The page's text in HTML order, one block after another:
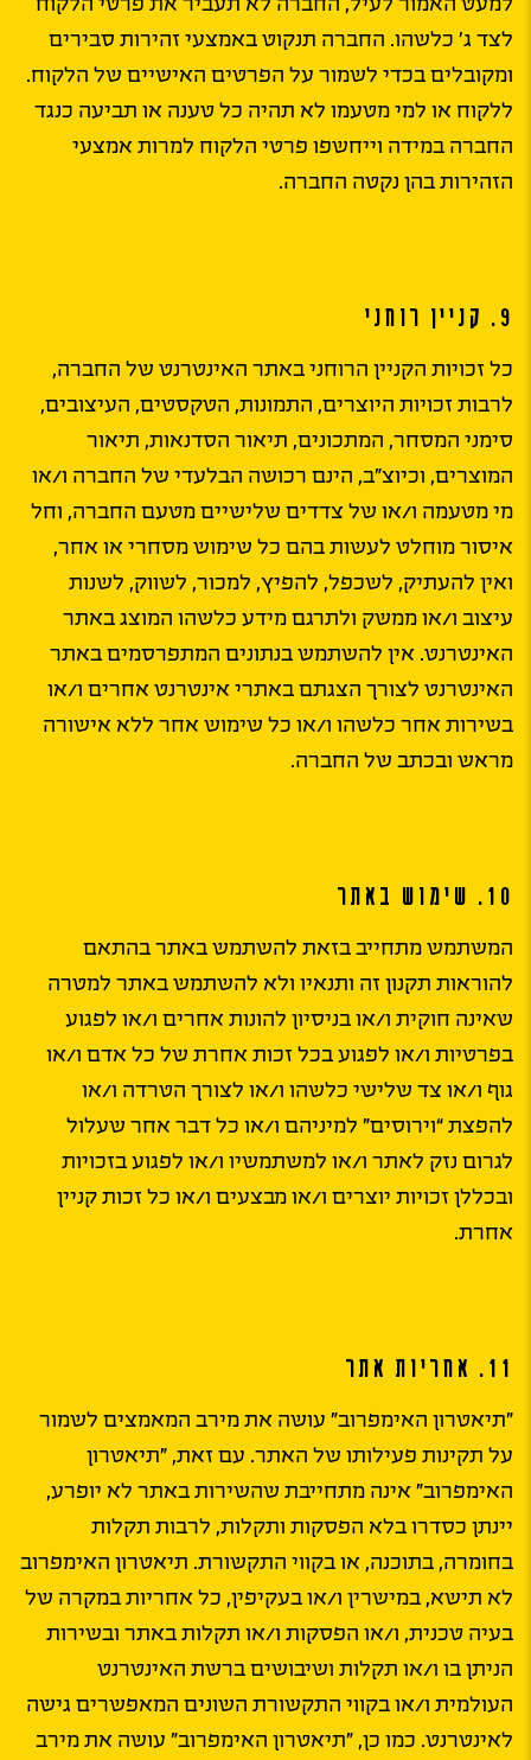
לצד ג’ כלשהו. החברה תנקוט באמצעי זהירות סבירים
ומקובלים בכדי לשמור על הפרטים האישיים של הלקוח.
ללקוח או למי מטעמו לא תהיה כל טענה או תביעה כנגד
החברה במידה וייחשפו פרטי הלקוח למרות אמצעי
הזהירות בהן נקטה החברה.
9. קניין רוחני
כל זכויות הקניין הרוחני באתר האינטרנט של החברה,
לרבות זכויות היוצרים, התמונות, הטקסטים, העיצובים,
סימני המסחר, המתכונים, תיאור הסדנאות, תיאור
המוצרים, וכיוצ”ב, הינם רכושה הבלעדי של החברה ו/או
מי מטעמה ו/או של צדדים שלישיים מטעם החברה, וחל
איסור מוחלט לעשות בהם כל שימוש מסחרי או אחר,
ואין להעתיק, לשכפל, להפיץ, למכור, לשווק, לשנות
עיצוב ו/או ממשק ולתרגם מידע כלשהו המוצג באתר
האינטרנט. אין להשתמש בנתונים המתפרסמים באתר
האינטרנט לצורך הצגתם באתרי אינטרנט אחרים ו/או
בשירות אחר כלשהו ו/או כל שימוש אחר ללא אישורה
מראש ובכתב של החברה.
10. שימוש באתר
המשתמש מתחייב בזאת להשתמש באתר בהתאם
להוראות תקנון זה ותנאיו ולא להשתמש באתר למטרה
שאינה חוקית ו/או בניסיון להונות אחרים ו/או לפגוע
בפרטיות ו/או לפגוע בכל זכות אחרת של כל אדם ו/או
גוף ו/או צד שלישי כלשהו ו/או לצורך הטרדה ו/או
להפצת “וירוסים” למיניהם ו/או כל דבר אחר שעלול
לגרום נזק לאתר ו/או למשתמשיו ו/או לפגוע בזכויות
ובכללן זכויות יוצרים ו/או מבצעים ו/או כל זכות קניין
אחרת.
11. אחריות אתר
״תיאטרון האימפרוב״ עושה את מירב המאמצים לשמור
על תקינות פעילותו של האתר. עם זאת, ״תיאטרון
האימפרוב״ אינה מתחייבת שהשירות באתר לא יופרע,
יינתן כסדרו בלא הפסקות ותקלות, לרבות תקלות
בחומרה, בתוכנה, או בקווי התקשורת. תיאטרון האימפרוב
לא תישא, במישרין ו/או בעקיפין, כל אחריות במקרה של
בעיה טכנית, ו/או הפסקות ו/או תקלות באתר ובשירות
הניתן בו ו/או תקלות ושיבושים ברשת האינטרנט
העולמית ו/או בקווי התקשורת השונים המאפשרים גישה
לאינטרנט. כמו כן, ״תיאטרון האימפרוב״ עושה את מירב